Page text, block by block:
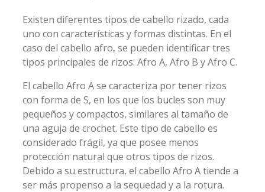
Existen diferentes tipos de cabello rizado, cada
uno con características y formas distintas. En el
caso del cabello afro, se pueden identificar tres
tipos principales de rizos: Afro A, Afro B y Afro C.
El cabello Afro A se caracteriza por tener rizos
con forma de S, en los que los bucles son muy
pequeños y compactos, similares al tamaño de
una aguja de crochet. Este tipo de cabello es
considerado frágil, ya que posee menos
protección natural que otros tipos de rizos.
Debido a su estructura, el cabello Afro A tiende a
ser más propenso a la sequedad y a la rotura.